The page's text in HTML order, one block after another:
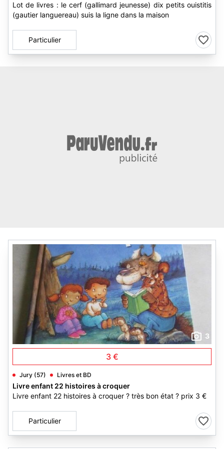
Lot de livres : le cerf (gallimard jeunesse) dix petits ouistitis
(gautier languereau) suis la ligne dans la maison
Particulier
3
3 €
Jury (57) Livres et BD
Livre enfant 22 histoires à croquer
Livre enfant 22 histoires à croquer ? très bon état ? prix 3 €
Particulier